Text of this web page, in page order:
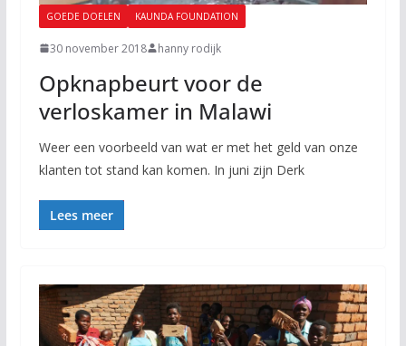
GOEDE DOELEN KAUNDA FOUNDATION
30 november 2018 hanny rodijk
Opknapbeurt voor de
verloskamer in Malawi
Weer een voorbeeld van wat er met het geld van onze
klanten tot stand kan komen. In juni zijn Derk
Lees meer